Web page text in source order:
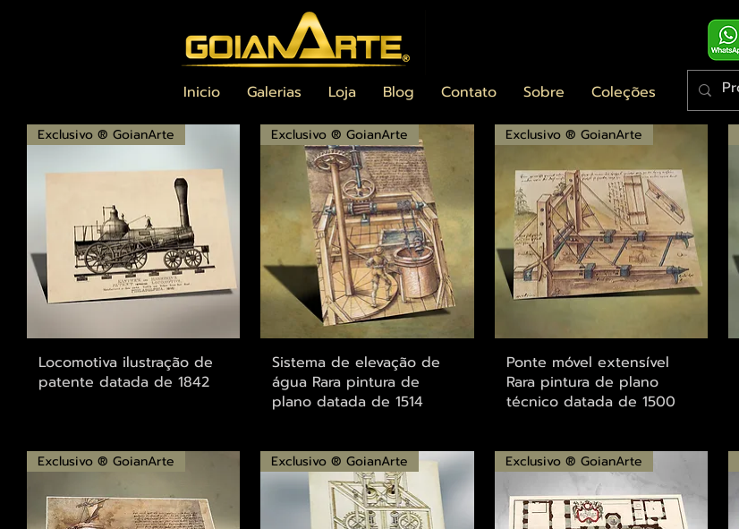
Inicio Galerias Loja Blog Contato Sobre Coleções
Visualização rápida
Exclusivo ® GoianArte
Locomotiva ilustração de
patente datada de 1842
Visualização rápida
Exclusivo ® GoianArte
Sistema de elevação de
água Rara pintura de
plano datada de 1514
Visualização rápida
Exclusivo ® GoianArte
Ponte móvel extensível
Rara pintura de plano
técnico datada de 1500
Exclusivo ® GoianArte Exclusivo ® GoianArte Exclusivo ® GoianArte